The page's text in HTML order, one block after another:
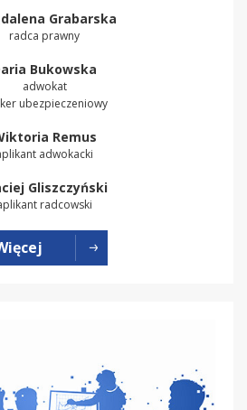
Grabarska
radca prawny
Bukowska
adwokat
ubezpieczeniowy
Remus
adwokacki
Gliszczyński
radcowski